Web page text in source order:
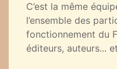
C’est la même
l’ensemble des
fonctionnement du
éditeurs, auteurs... et